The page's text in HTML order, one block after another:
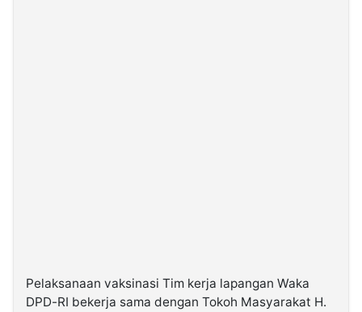
Pelaksanaan vaksinasi Tim kerja lapangan Waka
DPD-RI bekerja sama dengan Tokoh Masyarakat H.